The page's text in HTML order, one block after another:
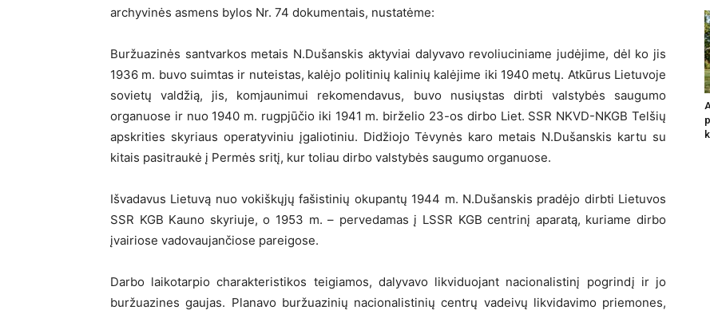
archyvinės asmens bylos Nr. 74 dokumentais, nustatėme:
Buržuazinės santvarkos metais N.Dušanskis aktyviai dalyvavo revoliuciniame judėjime, dėl ko jis
1936 m. buvo suimtas ir nuteistas, kalėjo politinių kalinių kalėjime iki 1940 metų. Atkūrus Lietuvoje
sovietų valdžią, jis, komjaunimui rekomendavus, buvo nusiųstas dirbti valstybės saugumo
organuose ir nuo 1940 m. rugpjūčio iki 1941 m. birželio 23-os dirbo Liet. SSR NKVD-NKGB Telšių
apskrities skyriaus operatyviniu įgaliotiniu. Didžiojo Tėvynės karo metais N.Dušanskis kartu su
kitais pasitraukė į Permės sritį, kur toliau dirbo valstybės saugumo organuose.
Išvadavus Lietuvą nuo vokiškųjų fašistinių okupantų 1944 m. N.Dušanskis pradėjo dirbti Lietuvos
SSR KGB Kauno skyriuje, o 1953 m. – pervedamas į LSSR KGB centrinį aparatą, kuriame dirbo
įvairiose vadovaujančiose pareigose.
Darbo laikotarpio charakteristikos teigiamos, dalyvavo likviduojant nacionalistinį pogrindį ir jo
buržuazines gaujas. Planavo buržuazinių nacionalistinių centrų vadeivų likvidavimo priemones,